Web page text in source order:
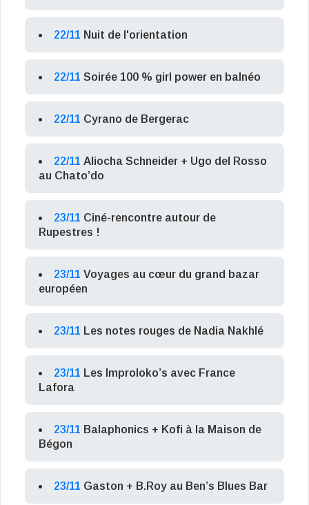
22/11 Nuit de l'orientation
22/11 Soirée 100 % girl power en balnéo
22/11 Cyrano de Bergerac
22/11 Aliocha Schneider + Ugo del Rosso
au Chato’do
23/11 Ciné-rencontre autour de
Rupestres !
23/11 Voyages au cœur du grand bazar
européen
23/11 Les notes rouges de Nadia Nakhlé
23/11 Les Improloko’s avec France
Lafora
23/11 Balaphonics + Kofi à la Maison de
Bégon
23/11 Gaston + B.Roy au Ben’s Blues Bar